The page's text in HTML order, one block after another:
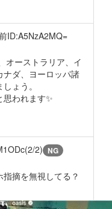
ID:A5NzA2MQ=
オーストラリア、イ
ナダ、ヨーロッパ諸
ょう。
われます✨️
2) NG
摘を無視してる？